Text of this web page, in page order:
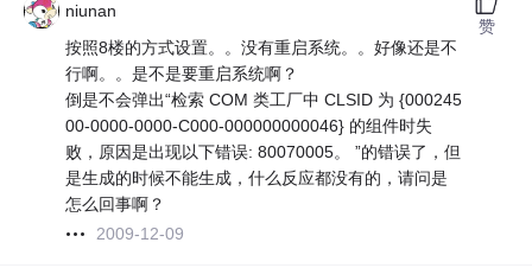
niunan
按照8楼的方式设置。。没有重启系统。。好像还是不
行啊。。是不是要重启系统啊？
倒是不会弹出“检索 COM 类工厂中 CLSID 为 {000245
00-0000-0000-C000-000000000046} 的组件时失
败，原因是出现以下错误: 80070005。 ”的错误了，但
是生成的时候不能生成，什么反应都没有的，请问是
怎么回事啊？
2009-12-09
赞